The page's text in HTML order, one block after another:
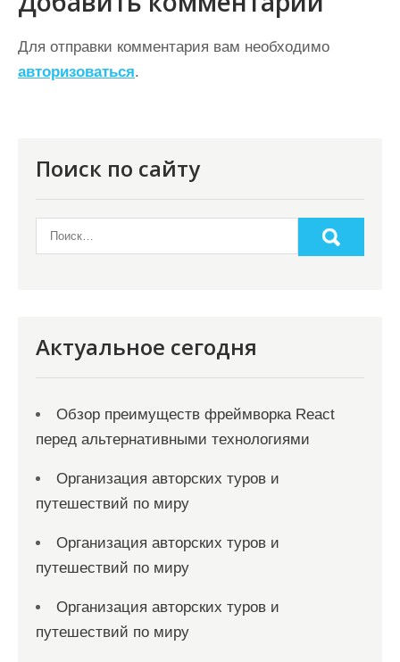
а
ц
и
м
Для отправки комментария вам необходимо
авторизоваться.
Поиск по сайту
Актуальное сегодня
Обзор преимуществ фреймворка React
перед альтернативными технологиями
Организация авторских туров и
путешествий по миру
Организация авторских туров и
путешествий по миру
Организация авторских туров и
путешествий по миру